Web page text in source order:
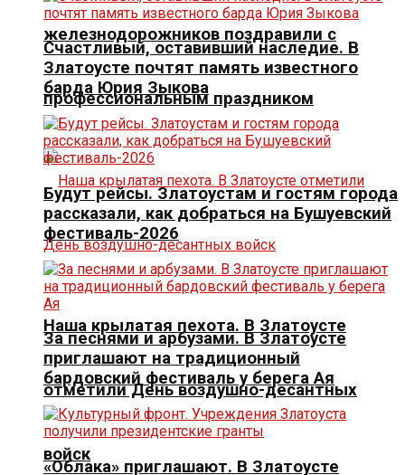
железнодорожников поздравили с
профессиональным праздником
Наша крылатая пехота. В Златоусте
отметили День воздушно-десантных
войск
Счастливый, оставивший наследие. В
Златоусте почтят память известного
барда Юрия Зыкова
Будут рейсы. Златоустам и гостям города
рассказали, как добраться на Бушуевский
фестиваль-2026
За песнями и арбузами. В Златоусте
приглашают на традиционный
бардовский фестиваль у берега Ая
«Облака» приглашают. В Златоусте